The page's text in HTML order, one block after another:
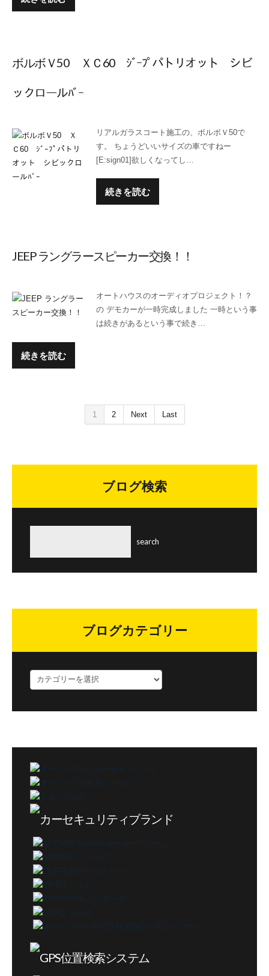
ボルボＶ50 ＸＣ60 ｼﾞｰﾌﾟパトリオット シビ
ックロールﾊﾞｰ
リアルガラスコート施工の、ボルボＶ50で
す。 ちょうどいいサイズの車ですねー
[E:sign01]欲しくなってし…
続きを読む
JEEP ラングラースピーカー交換！！
オートハウスのオーディオプロジェクト！？
の デモカーが一時完成しました 一時という事
は続きがあるという事で続き…
続きを読む
1 2 Next Last
ブログ検索
ブログカテゴリー
ロ
ー